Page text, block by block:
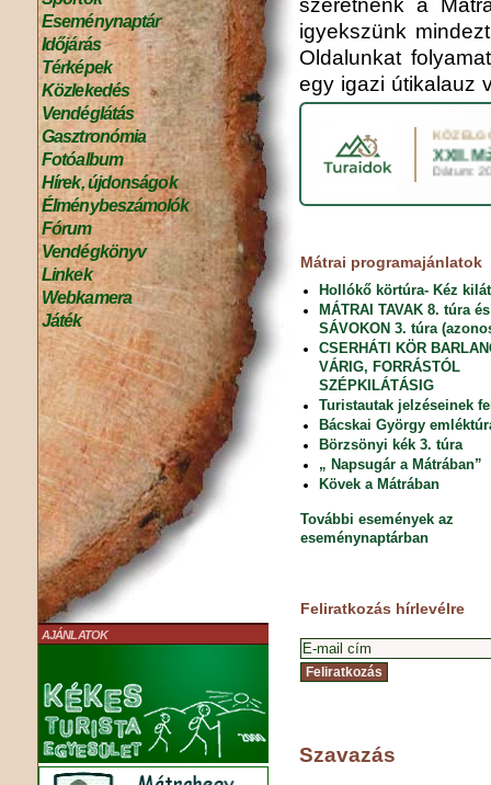
Eseménynaptár
Időjárás
Térképek
Közlekedés
Vendéglátás
Gasztronómia
Fotóalbum
Hírek, újdonságok
Élménybeszámolók
Fórum
Vendégkönyv
Linkek
Webkamera
Játék
AJÁNLATOK
igyekszünk
Oldalunkat
egy igazi útikalauz
Mátrai programajánlatok
Hollókő körtúra- Kéz
MÁTRAI TAVAK 8. túra
SÁVOKON 3. túra
CSERHÁTI KÖR
VÁRIG, FORRÁSTÓL
SZÉPKILÁTÁSIG
Turistautak jelzéseinek
Bácskai György
Börzsönyi kék 3. túra
„ Napsugár a Mátrában”
Kövek a Mátrában
További események az
eseménynaptárban
Feliratkozás hírlevélre
Szavazás